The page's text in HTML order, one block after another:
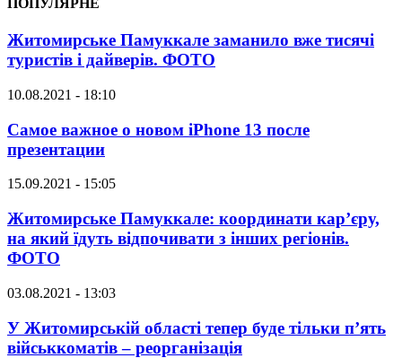
ПОПУЛЯРНЕ
Житомирське Памуккале заманило вже тисячі
туристів і дайверів. ФОТО
10.08.2021 - 18:10
Самое важное о новом iPhone 13 после
презентации
15.09.2021 - 15:05
Житомирське Памуккале: координати кар’єру,
на який їдуть відпочивати з інших регіонів.
ФОТО
03.08.2021 - 13:03
У Житомирській області тепер буде тільки п’ять
військкоматів – реорганізація